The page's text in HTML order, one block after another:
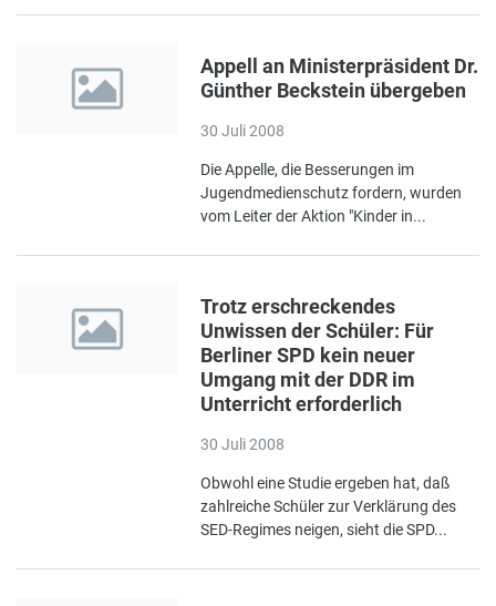
Appell an Ministerpräsident Dr.
Günther Beckstein übergeben
30 Juli 2008
Die Appelle, die Besserungen im
Jugendmedienschutz fordern, wurden
vom Leiter der Aktion "Kinder in...
Trotz erschreckendes
Unwissen der Schüler: Für
Berliner SPD kein neuer
Umgang mit der DDR im
Unterricht erforderlich
30 Juli 2008
Obwohl eine Studie ergeben hat, daß
zahlreiche Schüler zur Verklärung des
SED-Regimes neigen, sieht die SPD...